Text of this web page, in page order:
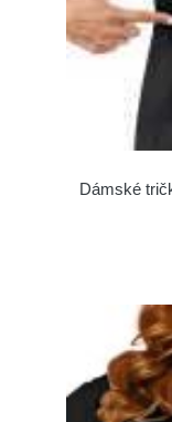
Dámské